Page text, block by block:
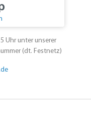
Uhr unter unserer
(dt. Festnetz)